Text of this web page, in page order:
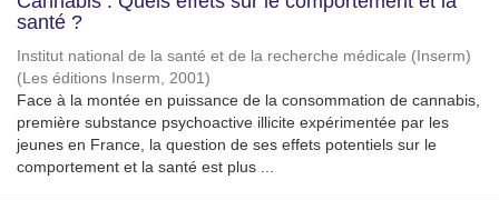
santé ?
Institut national de la santé et de la recherche médicale (Inserm)
(Les éditions Inserm, 2001)
Face à la montée en puissance de la consommation de cannabis,
première substance psychoactive illicite expérimentée par les
jeunes en France, la question de ses effets potentiels sur le
comportement et la santé est plus ...